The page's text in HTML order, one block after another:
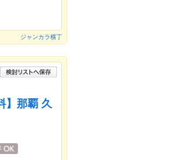
ジャンカラ横丁
】那覇 久